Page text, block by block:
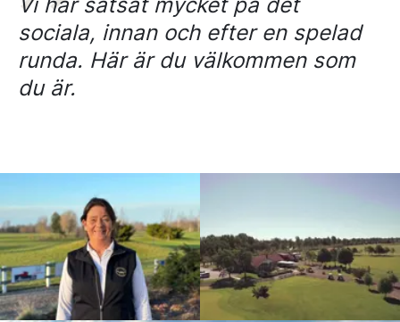
Vi har satsat mycket på det
sociala, innan och efter en spelad
runda. Här är du välkommen som
du är.